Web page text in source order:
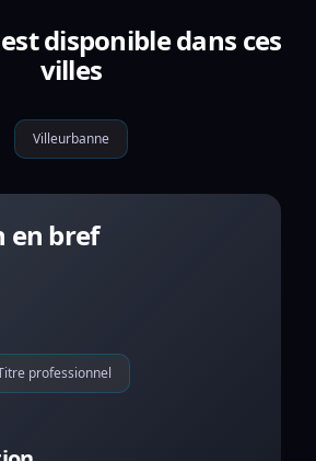
disponible dans ces
villes
Villeurbanne
en bref
professionnel